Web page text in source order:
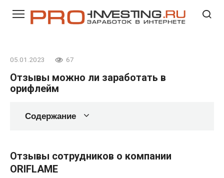
05.01.2023 67
Отзывы можно ли заработать в
орифлейм
Содержание
Отзывы сотрудников о компании
ORIFLAME